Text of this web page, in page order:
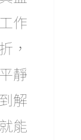
作
，
靜
解
能